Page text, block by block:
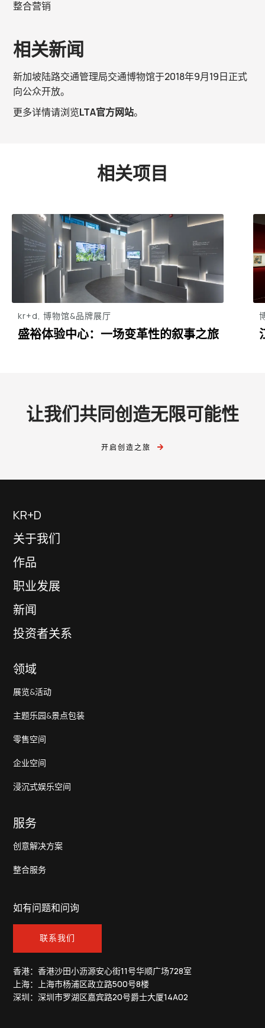
整合营销
相关新闻
新加坡陆路交通管理局交通博物馆于2018年9月19日正式
向公众开放。
更多详情请浏览LTA官方网站。
相关项目
kr+d, 博物馆&品牌展厅
盛裕体验中心：一场变革性的叙事之旅
让我们共同创造无限可能性
开启创造之旅
KR+D
关于我们
作品
职业发展
新闻
投资者关系
服务
创意解决方案
整合服务
领域
展览&活动
主题乐园&景点包装
零售空间
企业空间
浸沉式娱乐空间
如有问题和问询
联系我们
香港：香港沙田小沥源安心街11号华顺广场728室
上海：上海市杨浦区政立路500号8楼
深圳：深圳市罗湖区嘉宾路20号爵士大厦14A02